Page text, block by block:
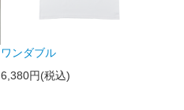
ワンダブル
6,380円(税込)